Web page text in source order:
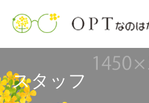
スタッフ